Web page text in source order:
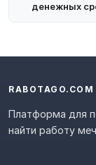
денежных
RABOTAGO.COM
Платформа для
найти работу